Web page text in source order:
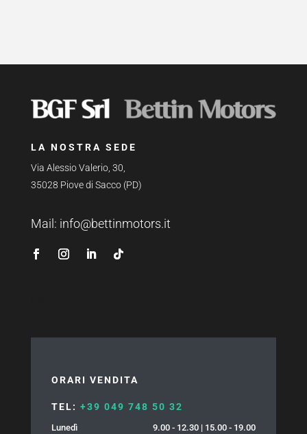
LA NOSTRA SEDE
Via Alessio Valerio, 30,
35028 Piove di Sacco (PD)
Mail: info@bettinmotors.it
ORARI VENDITA
TEL: +39 049 748 50 32
Lunedì 9.00 - 12.30 | 15.00 - 19.00